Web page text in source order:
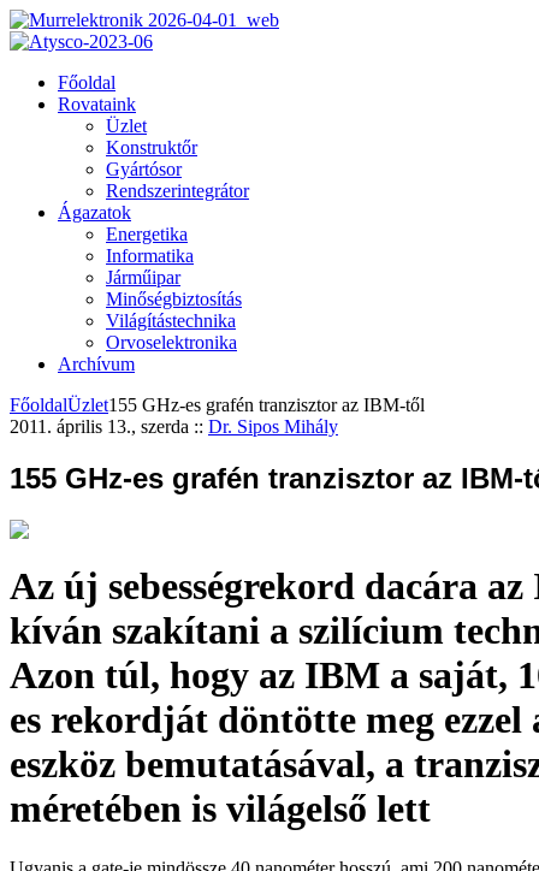
Főoldal
Rovataink
Üzlet
Konstruktőr
Gyártósor
Rendszerintegrátor
Ágazatok
Energetika
Informatika
Járműipar
Minőségbiztosítás
Világítástechnika
Orvoselektronika
Archívum
FőoldalÜzlet155 GHz-es grafén tranzisztor az IBM-től
2011. április 13., szerda :: Dr. Sipos Mihály
155 GHz-es grafén tranzisztor az IBM-
Az új sebességrekord dacára
kíván szakítani a szilícium
Azon túl, hogy az IBM a saját,
es rekordját döntötte meg ezzel
eszköz bemutatásával, a
méretében is világelső lett